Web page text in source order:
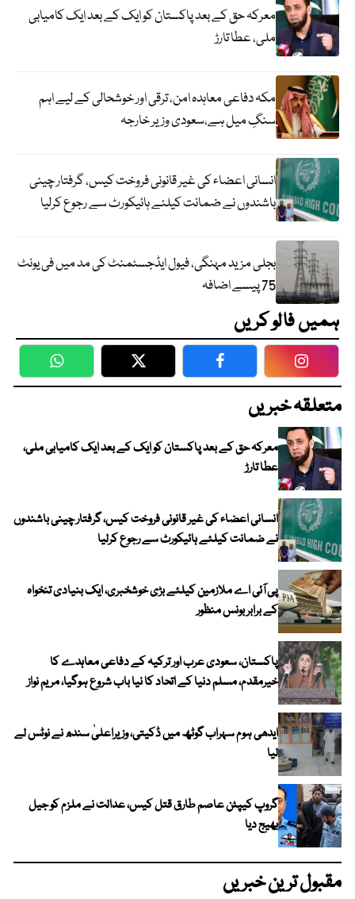
معرکہ حق کے بعد پاکستان کو ایک کے بعد ایک کامیابی
ملی، عطا تارڑ
مکہ دفاعی معاہدہ امن، ترقی اور خوشحالی کے لیے اہم
سنگِ میل ہے،سعودی وزیر خارجہ
انسانی اعضاء کی غیر قانونی فروخت کیس، گرفتار چینی
باشندوں نے ضمانت کیلئے ہائیکورٹ سے رجوع کرلیا
بجلی مزید مہنگی، فیول ایڈجسٹمنٹ کی مد میں فی یونٹ
75 پیسے اضافہ
ہمیں فالو کریں
WhatsApp Twitter Facebook
متعلقہ خبریں
معرکہ حق کے بعد پاکستان کو ایک کے بعد ایک کامیابی ملی،
عطا تارڑ
انسانی اعضاء کی غیر قانونی فروخت کیس، گرفتار چینی باشندوں
نے ضمانت کیلئے ہائیکورٹ سے رجوع کرلیا
پی آئی اے ملازمین کیلئے بڑی خوشخبری، ایک بنیادی تنخواہ
کے برابر بونس منظور
پاکستان، سعودی عرب اور ترکیہ کے دفاعی معاہدے کا
خیرمقدم، مسلم دنیا کے اتحاد کا نیا باب شروع ہوگیا، مریم نواز
ایدھی ہوم سہراب گوٹھ میں ڈکیتی، وزیراعلیٰ سندھ نے نوٹس لے
لیا
گروپ کیپٹن عاصم طارق قتل کیس، عدالت نے ملزم کو جیل
بھیج دیا
مقبول ترین خبریں